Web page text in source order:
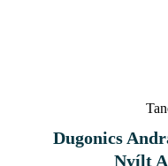
Dugonics
Nyílt